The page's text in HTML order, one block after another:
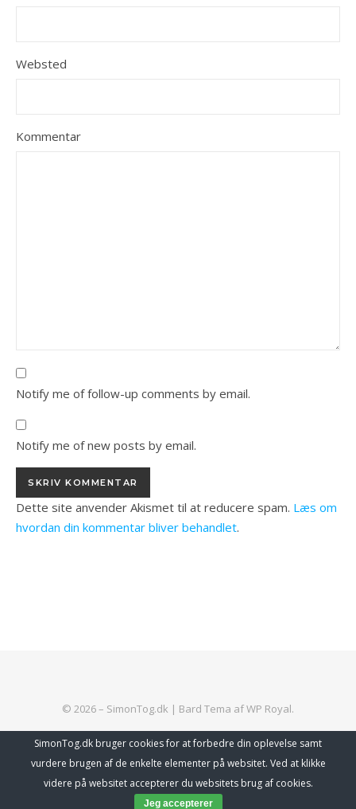
Websted
Kommentar
Notify me of follow-up comments by email.
Notify me of new posts by email.
Dette site anvender Akismet til at reducere spam. Læs om
hvordan din kommentar bliver behandlet.
© 2026 – SimonTog.dk | Bard Tema afWP Royal.
TILBAGE TIL TOPPEN
SimonTog.dk bruger cookies for at forbedre din oplevelse samt
vurdere brugen af de enkelte elementer på websitet. Ved at klikke
videre på websitet accepterer du websitets brug af cookies.
Jeg accepterer
Abonner